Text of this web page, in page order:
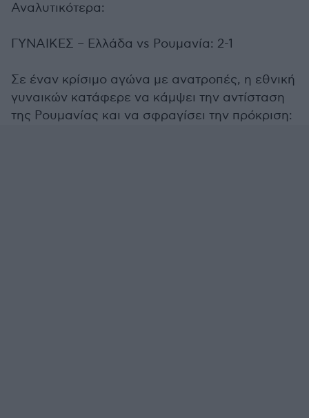
Αναλυτικότερα:
ΓΥΝΑΙΚΕΣ – Ελλάδα vs Ρουμανία: 2-1
Σε έναν κρίσιμο αγώνα με ανατροπές, η εθνική
γυναικών κατάφερε να κάμψει την αντίσταση
της Ρουμανίας και να σφραγίσει την πρόκριση: